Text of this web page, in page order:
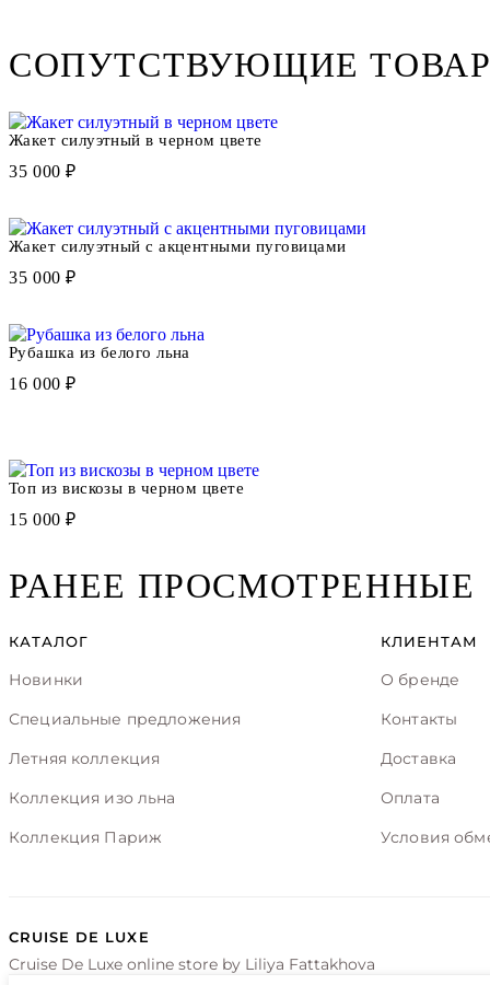
СОПУТСТВУЮЩИЕ
Жакет силуэтный в черном цвете
35 000 ₽
Жакет силуэтный с акцентными пуговицами
35 000 ₽
Рубашка из белого льна
16 000 ₽
Топ из вискозы в черном цвете
15 000 ₽
РАНЕЕ ПРОСМОТРЕННЫЕ
КАТАЛОГ
Новинки
Специальные предложения
Летняя коллекция
Коллекция изо льна
Коллекция Париж
КЛИЕНТАМ
О бренде
Контакты
Доставка
Оплата
Условия
CRUISE DE LUXE
Cruise De Luxe online store by Liliya Fattakhova